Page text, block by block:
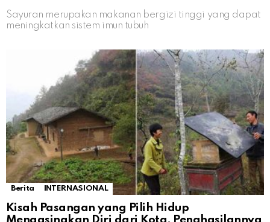
Sayuran merupakan makanan bergizi tinggi yang dapat
meningkatkan sistem imun tubuh
Berita INTERNASIONAL
Kisah Pasangan yang Pilih Hidup